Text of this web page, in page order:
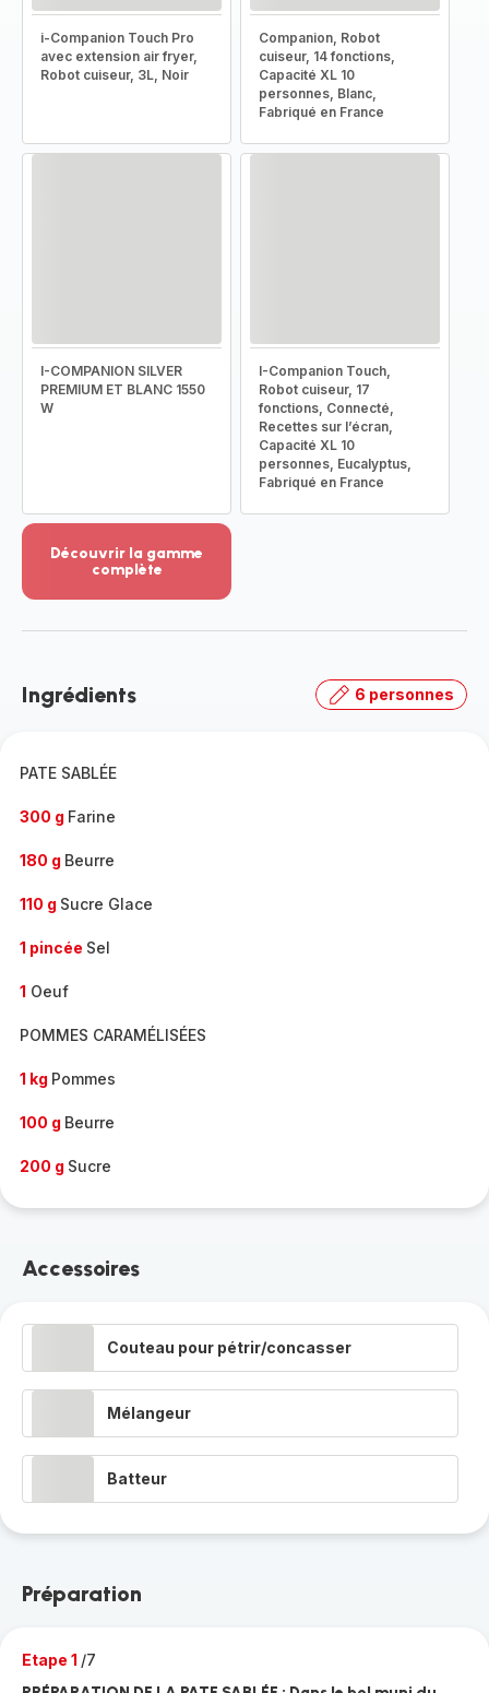
i-Companion Touch Pro
avec extension air fryer,
Robot cuiseur, 3L, Noir
Companion, Robot
cuiseur, 14 fonctions,
Capacité XL 10
personnes, Blanc,
Fabriqué en France
I-COMPANION SILVER
PREMIUM ET BLANC 1550
W
I-Companion Touch,
Robot cuiseur, 17
fonctions, Connecté,
Recettes sur l’écran,
Capacité XL 10
personnes, Eucalyptus,
Fabriqué en France
Découvrir la gamme
complète
-
gamme
Ingrédients 6 personnes
PATE SABLÉE
300 g Farine
180 g Beurre
110 g Sucre Glace
1 pincée Sel
1 Oeuf
POMMES CARAMÉLISÉES
1 kg Pommes
100 g Beurre
200 g Sucre
Accessoires
Couteau pour pétrir/concasser
Mélangeur
Batteur
Préparation
Etape 1 /7